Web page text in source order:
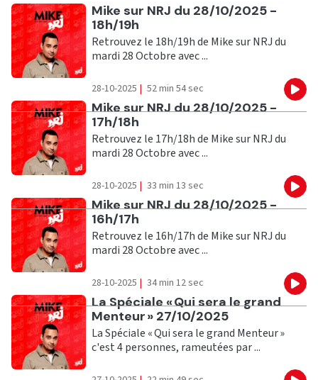
Ecouter
Mike sur NRJ du 28/10/2025 -
18h/19h
Retrouvez le 18h/19h de Mike sur NRJ du
mardi 28 Octobre avec ...
28-10-2025 | 52 min 54 sec
Ecouter
Mike sur NRJ du 28/10/2025 -
17h/18h
Retrouvez le 17h/18h de Mike sur NRJ du
mardi 28 Octobre avec ...
28-10-2025 | 33 min 13 sec
Ecouter
Mike sur NRJ du 28/10/2025 -
16h/17h
Retrouvez le 16h/17h de Mike sur NRJ du
mardi 28 Octobre avec ...
28-10-2025 | 34 min 12 sec
Ecouter
La Spéciale « Qui sera le grand
Menteur » 27/10/2025
La Spéciale « Qui sera le grand Menteur »
c'est 4 personnes, rameutées par ...